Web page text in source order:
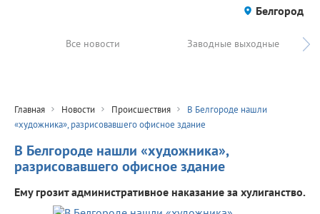
Белгород
Все новости Заводные выходные
Главная Новости Происшествия
В Белгороде нашли
«художника», разрисовавшего офисное здание
В Белгороде нашли «художника»,
разрисовавшего офисное здание
Ему грозит административное наказание за хулиганство.